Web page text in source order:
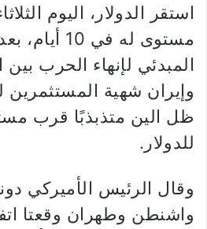
استقر الدولار، اليوم
مستوى له في
المبدئي لإنهاء الحرب بين
وإيران شهية المستثمرين
للدولار.
وقال الرئيس الأميركي
واشنطن وطهران وقعتا